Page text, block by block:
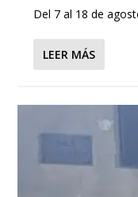
Del 7 al 18 de
LEER MÁS